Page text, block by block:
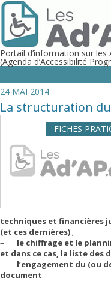
Portail d’information sur les
(Agenda d’Accessibilité
24 MAI 2014
La structuration du
FICHES
techniques et financières
(et ces dernières) ;
– le chiffrage et le
et dans ce cas, la liste des
– l’engagement du (ou
document.